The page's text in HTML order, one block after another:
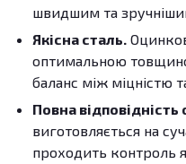
швидшим та
Якісна сталь.
оптимальною
баланс між міцністю
Повна відповідність
виготовляється на
проходить контроль